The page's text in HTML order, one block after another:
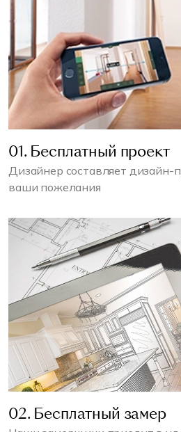
01. Бесплатный проект
Дизайнер составляет дизайн-
ваши пожелания
02. Бесплатный замер